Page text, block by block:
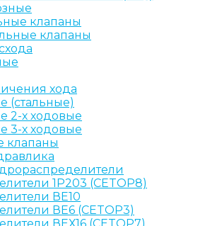
клапаны
клапаны
хода
(стальные)
2-х ходовые
3-х ходовые
клапаны
1Р203 (CETOP8)
ВЕ10
ВЕ6 (CETOP3)